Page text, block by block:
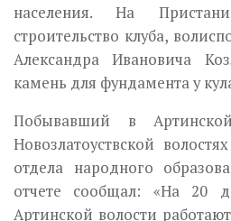
населения. На
строительство клуба,
Александра Ивановича
камень для фундамента у
Побывавший в
Новозлатоуствской
отдела народного
отчете сообщал: «На 20
Артинской волости